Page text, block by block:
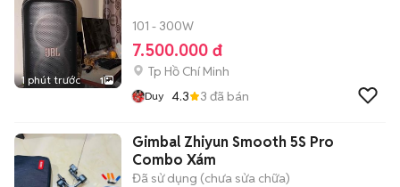
1 phút trước 1
101 - 300W
7.500.000 đ
Tp Hồ Chí Minh
Duy 4.3 3 đã bán
Gimbal Zhiyun Smooth 5S Pro
Combo Xám
Đã sử dụng (chưa sửa chữa)